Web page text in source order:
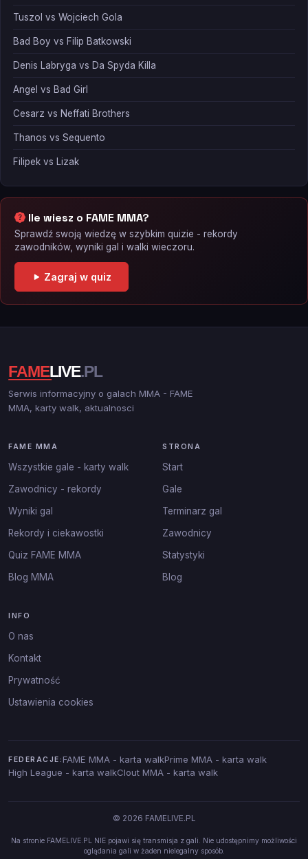
Tuszol vs Wojciech Gola
Bad Boy vs Filip Batkowski
Denis Labryga vs Da Spyda Killa
Angel vs Bad Girl
Cesarz vs Neffati Brothers
Thanos vs Sequento
Filipek vs Lizak
Ile wiesz o FAME MMA?
Sprawdź swoją wiedzę w szybkim quizie - rekordy
zawodników, wyniki gal i walki wieczoru.
Zagraj w quiz
Serwis informacyjny o galach MMA - FAME
MMA, karty walk, aktualnosci
FAME MMA
Wszystkie gale - karty walk
Zawodnicy - rekordy
Wyniki gal
Rekordy i ciekawostki
Quiz FAME MMA
Blog MMA
STRONA
Start
Gale
Terminarz gal
Zawodnicy
Statystyki
Blog
INFO
O nas
Kontakt
Prywatność
Ustawienia cookies
FEDERACJE: FAME MMA - karta walkPrime MMA - karta walk
High League - karta walkClout MMA - karta walk
© 2026 FAMELIVE.PL
Na stronie FAMELIVE.PL NIE pojawi się transmisja z gali. Nie udostępnimy możliwości
oglądania gali w żaden nielegalny sposób.